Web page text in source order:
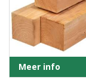
Meer info